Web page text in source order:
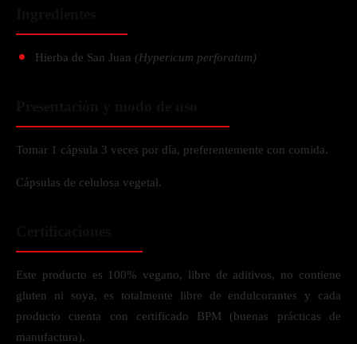
Hierba de San Juan (Hypericum perforatum)
Tomar 1 cápsula 3 veces por día, preferentemente con comida.
Cápsulas de celulosa vegetal.
Este producto es 100% vegano, libre de aditivos, no contiene
gluten ni soya, es totalmente libre de endulcorantes y cada
producto cuenta con certificado BPM (buenas prácticas de
manufactura).